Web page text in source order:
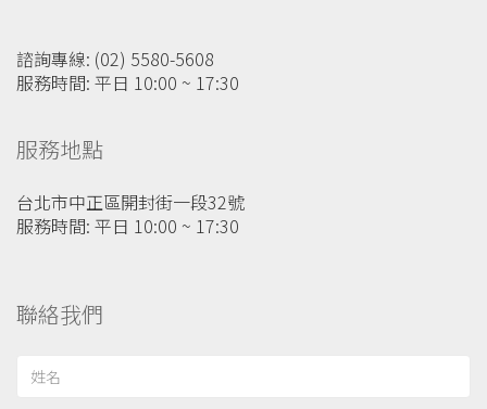
諮詢專線: (02) 5580-5608
服務時間: 平日 10:00 ~ 17:30
服務地點
台北市中正區開封街一段32號
服務時間: 平日 10:00 ~ 17:30
聯絡我們